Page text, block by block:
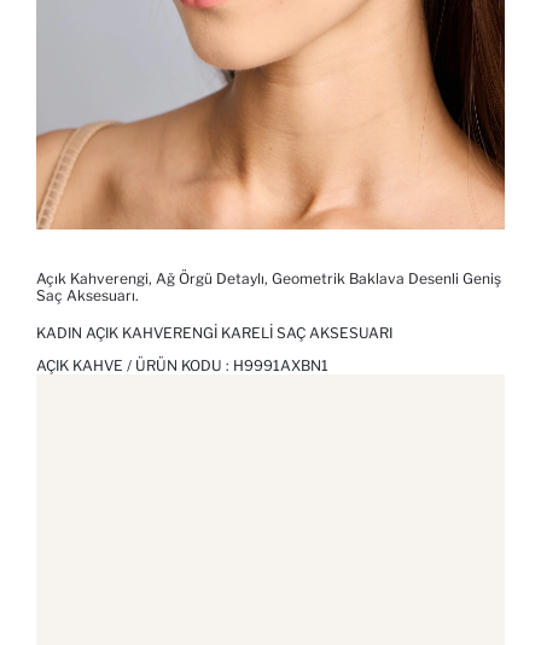
Açık Kahverengi, Ağ Örgü Detaylı, Geometrik Baklava Desenli Geniş
Saç Aksesuarı.
KADIN AÇIK KAHVERENGI KARELI SAÇ AKSESUARI
AÇIK KAHVE / ÜRÜN KODU : H9991AXBN1